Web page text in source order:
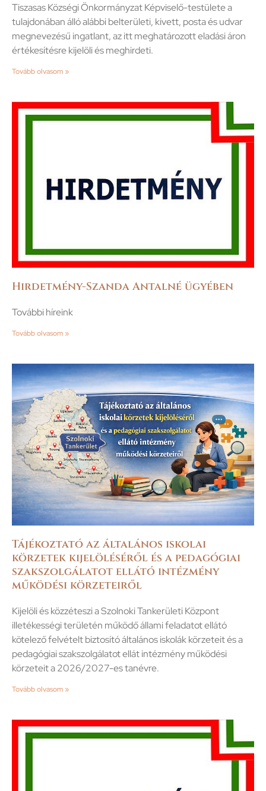
Tiszasas Községi Önkormányzat Képviselő-testülete a
tulajdonában álló alábbi belterületi, kivett, posta és udvar
megnevezésű ingatlant, az itt meghatározott eladási áron
értékesítésre kijelöli és meghirdeti.
Tovább olvasom »
Hirdetmény-Szanda Antalné ügyében
További híreink
Tovább olvasom »
Tájékoztató az általános iskolai
körzetek kijelöléséről és a pedagógiai
szakszolgálatot ellátó intézmény
működési körzeteiről
Kijelöli és közzéteszi a Szolnoki Tankerületi Központ
illetékességi területén működő állami feladatot ellátó
kötelező felvételt biztosító általános iskolák körzeteit és a
pedagógiai szakszolgálatot ellát intézmény működési
körzeteit a 2026/2027-es tanévre.
Tovább olvasom »